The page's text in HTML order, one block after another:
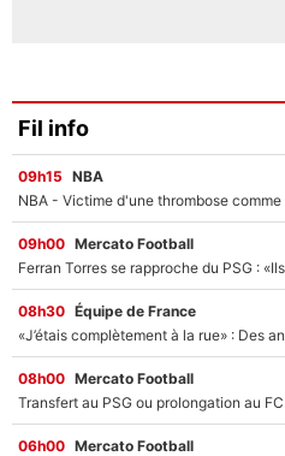
Fil info
09h15 NBA
09h00 Mercato Football
08h30 Équipe de France
08h00 Mercato Football
06h00 Mercato Football